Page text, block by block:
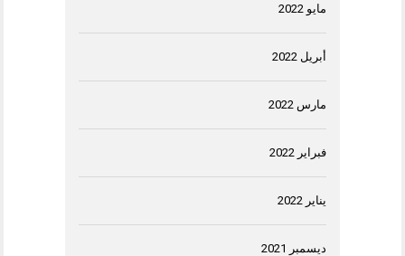
مايو 2022
أبريل 2022
مارس 2022
فبراير 2022
يناير 2022
ديسمبر 2021